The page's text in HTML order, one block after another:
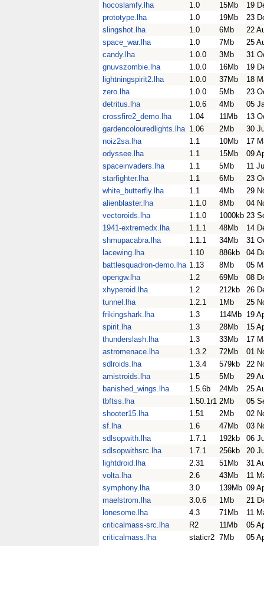
hocoslamfy.lha
1.0 15Mb
19
prototype.lha
1.0 19Mb
23
slingshot.lha
1.0 6Mb
22
space_war.lha
1.0 7Mb
25
candy.lha
1.0.0 3Mb
31
gnuvszombie.lha
1.0.0 16Mb
19
lightningspirit2.lha
1.0.0 37Mb
18
zero.lha
1.0.0 5Mb
23
detritus.lha
1.0.6 4Mb
05
crossfire2_demo.lha
1.04 11Mb
13
gardencolouredlights.lha 1.06 2Mb
30
noiz2sa.lha
1.1 10Mb
17
odyssee.lha
1.1 15Mb
09
spaceinvaders.lha
1.1 5Mb
11
starfighter.lha
1.1 6Mb
23
white_butterfly.lha
1.1 4Mb
29
alienblaster.lha
1.1.0 8Mb
04
vectoroids.lha
1.1.0 1000kb 23
1941-extremedx.lha
1.1.1 48Mb
14
shmupacabra.lha
1.1.1 34Mb
31
lacewing.lha
1.10 886kb
04
battlesquadron-demo.lha 1.13 8Mb
05
opengw.lha
1.2 69Mb
08
xhyperoid.lha
1.2 212kb
26
tunnel.lha
1.2.1 1Mb
25
frikingshark.lha
1.3 114Mb 19
spirit.lha
1.3 28Mb
15
thunderslash.lha
1.3 33Mb
17
astromenace.lha
1.3.2 72Mb
01
sdlroids.lha
1.3.4 579kb
22
amistroids.lha
1.5 5Mb
29
banished_wings.lha
1.5.6b 24Mb
25
tbftss.lha
1.50.1r1 2Mb
05
shooter15.lha
1.51 2Mb
02
sf.lha
1.6 47Mb
03
sdlsopwith.lha
1.7.1 192kb
06
sdlsopwithsrc.lha
1.7.1 256kb
20
lightdroid.lha
2.31 51Mb
31
volta.lha
2.6 43Mb
11
symphony.lha
3.0 139Mb 09
maelstrom.lha
3.0.6 1Mb
21
lonesome.lha
4.3 71Mb
11
criticalmass-src.lha
R2 11Mb
05
criticalmass.lha
staticr2 7Mb 05